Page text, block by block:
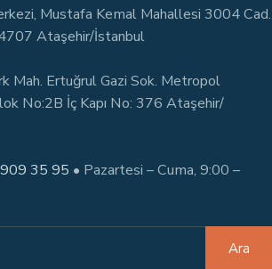
Mustafa Kemal Mahallesi 3004 Cad.
Ataşehir/İstanbul
Mah. Ertuğrul Gazi Sok. Metropol
No:2B İç Kapı No: 376 Ataşehir/
35 95 • Pazartesi – Cuma, 9:00 –
Ara